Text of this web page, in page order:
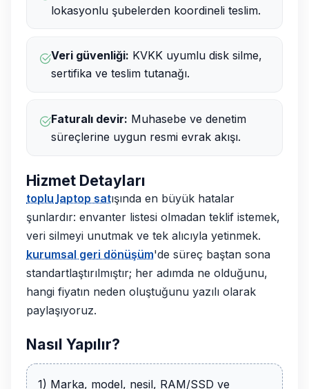
lokasyonlu şubelerden koordineli teslim.
Veri güvenliği: KVKK uyumlu disk silme,
sertifika ve teslim tutanağı.
Faturalı devir: Muhasebe ve denetim
süreçlerine uygun resmi evrak akışı.
Hizmet Detayları
toplu laptop satışında en büyük hatalar
şunlardır: envanter listesi olmadan teklif istemek,
veri silmeyi unutmak ve tek alıcıyla yetinmek.
kurumsal geri dönüşüm'de süreç baştan sona
standartlaştırılmıştır; her adımda ne olduğunu,
hangi fiyatın neden oluştuğunu yazılı olarak
paylaşıyoruz.
Nasıl Yapılır?
1) Marka, model, nesil, RAM/SSD ve